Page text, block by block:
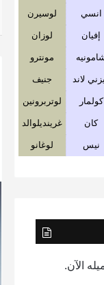
انسي لوسيرن
إفيان لوزان
مونترو
لاند جنيف
كولمار لوتربرونين
كان غرينديلوالد
نيس لوغانو
الآن.